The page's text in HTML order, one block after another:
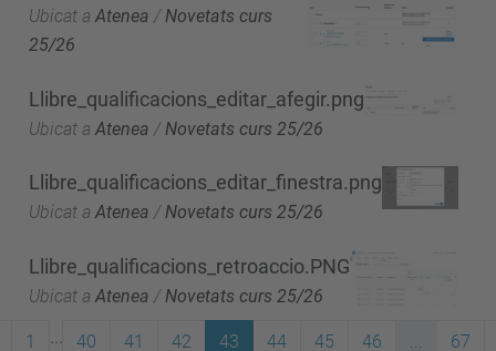
Ubicat a Atenea /Novetats curs
25/26
Llibre_qualificacions_editar_afegir.png
Ubicat a Atenea /Novetats curs 25/26
Llibre_qualificacions_editar_finestra.png
Ubicat a Atenea /Novetats curs 25/26
Llibre_qualificacions_retroaccio.PNG
Ubicat a Atenea /Novetats curs 25/26
1 40 41 42 43 44 45 46 ... 67